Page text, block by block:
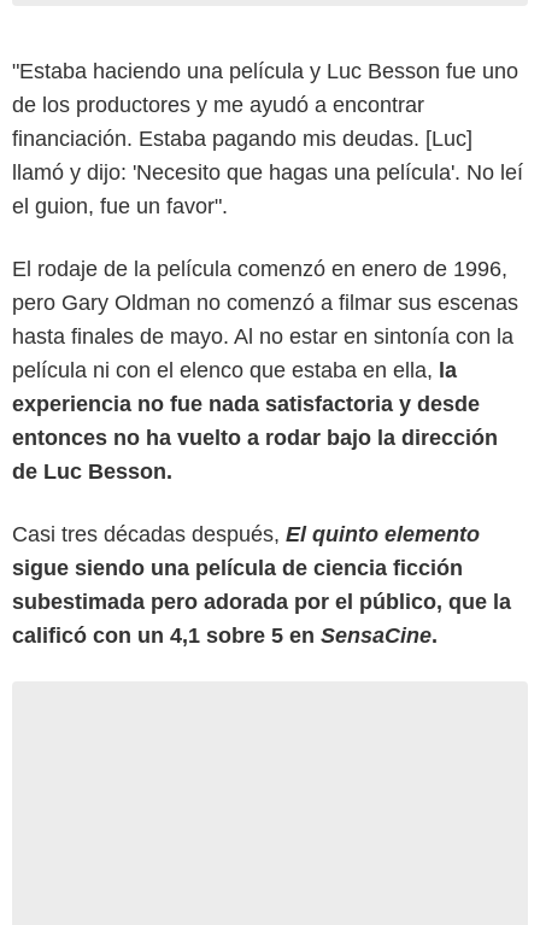
"Estaba haciendo una película y Luc Besson fue uno
de los productores y me ayudó a encontrar
financiación. Estaba pagando mis deudas. [Luc]
llamó y dijo: 'Necesito que hagas una película'. No leí
el guion, fue un favor".
El rodaje de la película comenzó en enero de 1996,
pero Gary Oldman no comenzó a filmar sus escenas
hasta finales de mayo. Al no estar en sintonía con la
película ni con el elenco que estaba en ella, la
experiencia no fue nada satisfactoria y desde
entonces no ha vuelto a rodar bajo la dirección
de Luc Besson.
Casi tres décadas después, El quinto elemento
sigue siendo una película de ciencia ficción
subestimada pero adorada por el público, que la
calificó con un 4,1 sobre 5 en SensaCine.